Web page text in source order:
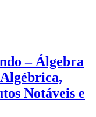
– Álgebra
Notáveis e